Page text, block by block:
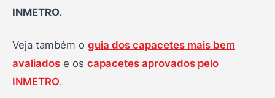
INMETRO.
Veja também o guia dos capacetes mais bem
avaliados e os capacetes aprovados pelo
INMETRO.